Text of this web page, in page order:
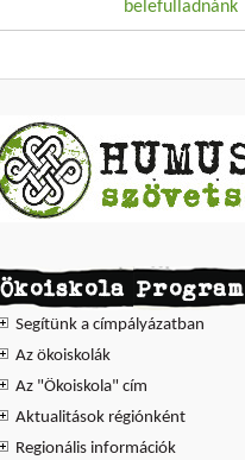
belefulladnánk
Ökoiskola Program
Segítünk a címpályázatban
Az ökoiskolák
Az "Ökoiskola" cím
Aktualitások régiónként
Regionális információk